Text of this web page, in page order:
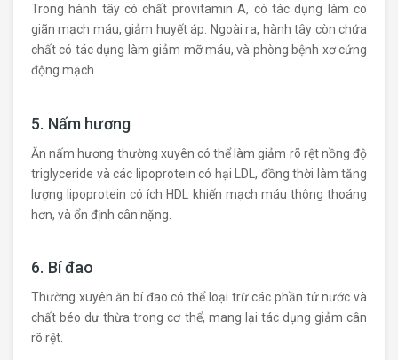
Trong hành tây có chất provitamin A, có tác dụng làm co
giãn mạch máu, giảm huyết áp. Ngoài ra, hành tây còn chứa
chất có tác dụng làm giảm mỡ máu, và phòng bệnh xơ cứng
động mạch.
5. Nấm hương
Ăn nấm hương thường xuyên có thể làm giảm rõ rệt nồng độ
triglyceride và các lipoprotein có hại LDL, đồng thời làm tăng
lượng lipoprotein có ích HDL khiến mạch máu thông thoáng
hơn, và ổn định cân nặng.
6. Bí đao
Thường xuyên ăn bí đao có thể loại trừ các phần tử nước và
chất béo dư thừa trong cơ thể, mang lại tác dụng giảm cân
rõ rệt.